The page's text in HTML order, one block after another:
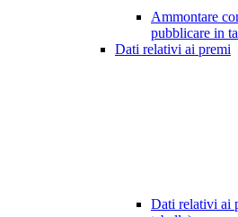
Ammontare
pubblicare in
Dati relativi ai premi
Dati relativi ai